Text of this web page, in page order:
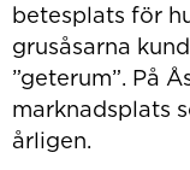
betesplats för
grusåsarna
”geterum”. På
marknadsplats
årligen.